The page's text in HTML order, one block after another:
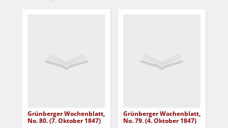
Grünberger Wochenblatt,
No. 80. (7. Oktober 1847)
Grünberger Wochenblatt,
No. 79. (4. Oktober 1847)